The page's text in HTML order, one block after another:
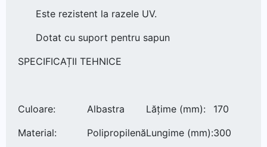
Este rezistent la razele UV.
Dotat cu suport pentru sapun
SPECIFICAȚII TEHNICE
Culoare: Albastra Lățime (mm):
170
Material:
PolipropilenăLungime (mm):300